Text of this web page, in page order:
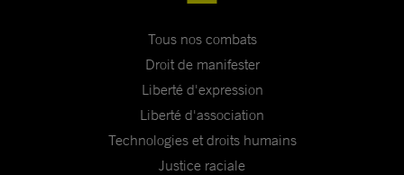
Tous nos combats
Droit de manifester
Liberté d'expression
Liberté d'association
Technologies et droits humains
Justice raciale